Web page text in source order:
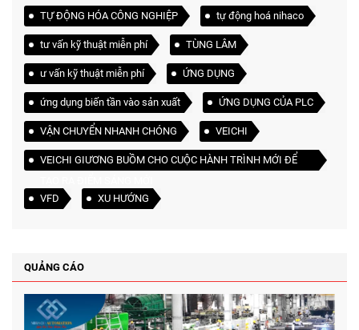
TỰ ĐỘNG HÓA CÔNG NGHIỆP tự động hoá nihaco
tư vấn kỹ thuật miễn phí TÙNG LÂM
ư vấn kỹ thuật miễn phí ỨNG DỤNG
ứng dụng biến tần vào sản xuất ỨNG DỤNG CỦA PLC
VẬN CHUYỂN NHANH CHÓNG VEICHI
VEICHI GIƯƠNG BUỒM CHO CUỘC HÀNH TRÌNH MỚI ĐỂ
VFD
XU HƯỚNG
QUẢNG CÁO